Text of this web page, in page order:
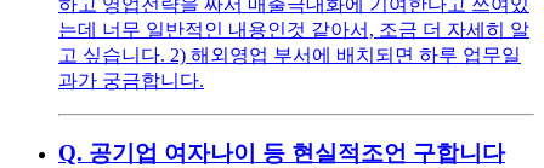
는데 너무 일반적인 내용인것 같아서, 조금 더 자세히 알
고 싶습니다. 2) 해외영업 부서에 배치되면 하루 업무일
과가 궁금합니다.
Q. 공기업 여자나이 등 현실적조언 구합니다